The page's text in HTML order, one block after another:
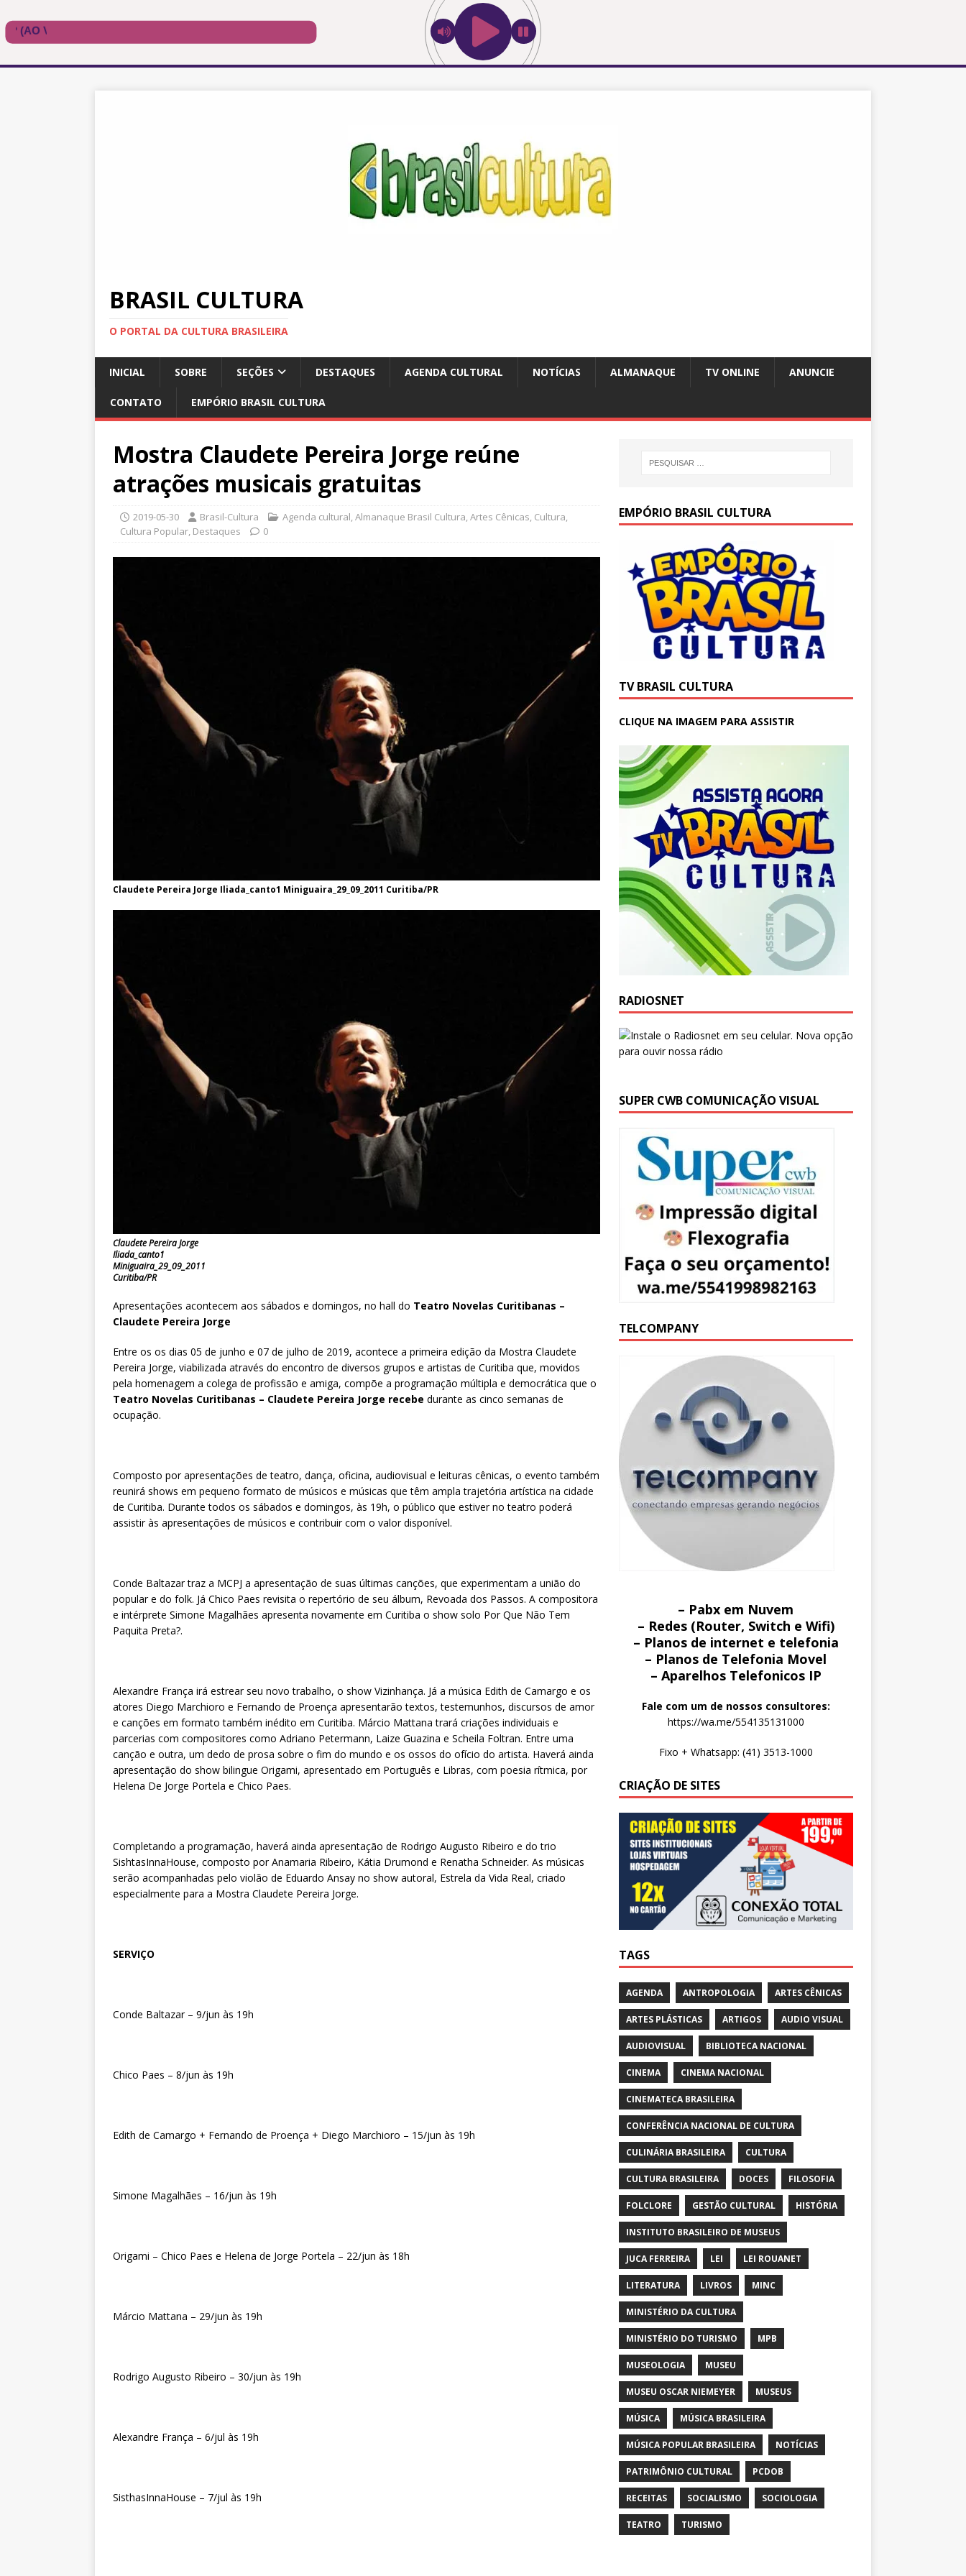
BRASIL CULTURA
O PORTAL DA CULTURA BRASILEIRA
INICIAL SOBRE SEÇÕES DESTAQUES AGENDA CULTURAL NOTÍCIAS ALMANAQUE TV ONLINE ANUNCIE
CONTATO EMPÓRIO BRASIL CULTURA
Mostra Claudete Pereira Jorge reúne
atrações musicais gratuitas
2019-05-30 Brasil-Cultura Agenda cultural,Almanaque Brasil Cultura,Artes Cênicas, Cultura,
Cultura Popular, Destaques 0
Claudete Pereira Jorge Iliada_canto1 Miniguaira_29_09_2011 Curitiba/PR
Claudete Pereira Jorge
Iliada_canto1
Miniguaira_29_09_2011
Curitiba/PR
Apresentações acontecem aos sábados e domingos, no hall do Teatro Novelas Curitibanas –
Claudete Pereira Jorge
Entre os os dias 05 de junho e 07 de julho de 2019, acontece a primeira edição da Mostra Claudete
Pereira Jorge, viabilizada através do encontro de diversos grupos e artistas de Curitiba que, movidos
pela homenagem a colega de profissão e amiga, compõe a programação múltipla e democrática que o
Teatro Novelas Curitibanas – Claudete Pereira Jorge recebe durante as cinco semanas de
ocupação.
Composto por apresentações de teatro, dança, oficina, audiovisual e leituras cênicas, o evento também
reunirá shows em pequeno formato de músicos e músicas que têm ampla trajetória artística na cidade
de Curitiba. Durante todos os sábados e domingos, às 19h, o público que estiver no teatro poderá
assistir às apresentações de músicos e contribuir com o valor disponível.
Conde Baltazar traz a MCPJ a apresentação de suas últimas canções, que experimentam a união do
popular e do folk. Já Chico Paes revisita o repertório de seu álbum, Revoada dos Passos. A compositora
e intérprete Simone Magalhães apresenta novamente em Curitiba o show solo Por Que Não Tem
Paquita Preta?.
Alexandre França irá estrear seu novo trabalho, o show Vizinhança. Já a música Edith de Camargo e os
atores Diego Marchioro e Fernando de Proença apresentarão textos, testemunhos, discursos de amor
e canções em formato também inédito em Curitiba. Márcio Mattana trará criações individuais e
parcerias com compositores como Adriano Petermann, Laize Guazina e Scheila Foltran. Entre uma
canção e outra, um dedo de prosa sobre o fim do mundo e os ossos do ofício do artista. Haverá ainda
apresentação do show bilingue Origami, apresentado em Português e Libras, com poesia rítmica, por
Helena De Jorge Portela e Chico Paes.
Completando a programação, haverá ainda apresentação de Rodrigo Augusto Ribeiro e do trio
SishtasInnaHouse, composto por Anamaria Ribeiro, Kátia Drumond e Renatha Schneider. As músicas
serão acompanhadas pelo violão de Eduardo Ansay no show autoral, Estrela da Vida Real, criado
especialmente para a Mostra Claudete Pereira Jorge.
SERVIÇO
Conde Baltazar – 9/jun às 19h
Chico Paes – 8/jun às 19h
Edith de Camargo + Fernando de Proença + Diego Marchioro – 15/jun às 19h
Simone Magalhães – 16/jun às 19h
Origami – Chico Paes e Helena de Jorge Portela – 22/jun às 18h
Márcio Mattana – 29/jun às 19h
Rodrigo Augusto Ribeiro – 30/jun às 19h
Alexandre França – 6/jul às 19h
SisthasInnaHouse – 7/jul às 19h
EMPÓRIO BRASIL CULTURA
TV BRASIL CULTURA
CLIQUE NA IMAGEM PARA ASSISTIR
RADIOSNET
SUPER CWB COMUNICAÇÃO VISUAL
TELCOMPANY
– Pabx em Nuvem
– Redes (Router, Switch e Wifi)
– Planos de internet e telefonia
– Planos de Telefonia Movel
– Aparelhos Telefonicos IP
Fale com um de nossos consultores:
https://wa.me/554135131000
Fixo + Whatsapp: (41) 3513-1000
CRIAÇÃO DE SITES
TAGS
AGENDA ANTROPOLOGIA ARTES CÊNICAS
ARTES PLÁSTICAS ARTIGOS AUDIO VISUAL
AUDIOVISUAL BIBLIOTECA NACIONAL
CINEMA CINEMA NACIONAL
CINEMATECA BRASILEIRA
CONFERÊNCIA NACIONAL DE CULTURA
CULINÁRIA BRASILEIRA CULTURA
CULTURA BRASILEIRA DOCES FILOSOFIA
FOLCLORE GESTÃO CULTURAL HISTÓRIA
INSTITUTO BRASILEIRO DE MUSEUS
JUCA FERREIRA LEI LEI ROUANET
LITERATURA LIVROS MINC
MINISTÉRIO DA CULTURA
MINISTÉRIO DO TURISMO MPB
MUSEOLOGIA MUSEU
MUSEU OSCAR NIEMEYER MUSEUS
MÚSICA MÚSICA BRASILEIRA
MÚSICA POPULAR BRASILEIRA NOTÍCIAS
PATRIMÔNIO CULTURAL PCDOB
RECEITAS SOCIALISMO SOCIOLOGIA
TEATRO TURISMO